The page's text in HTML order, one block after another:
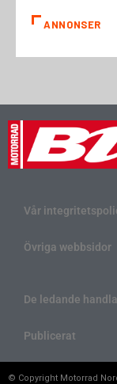
ANNONSER
Vår
Övriga webbsidor
De ledande
Publicerat
© Copyright Motorrad